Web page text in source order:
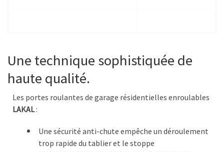
Une technique sophistiquée de
haute qualité.
Les portes roulantes de garage résidentielles enroulables
LAKAL:
Une sécurité anti-chute empêche un déroulement
trop rapide du tablier et le stoppe